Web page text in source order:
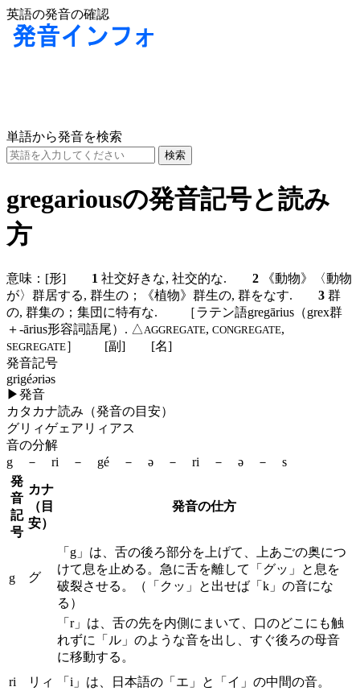
英語の発音の確認
単語から発音を検索
gregariousの発音記号と読み
方
意味： [形] 1 社交好きな, 社交的な. 2 《動物》〈動物
が〉群居する, 群生の；《植物》群生の, 群をなす. 3 群
の, 群集の；集団に特有な. ［ラテン語gregārius（grex群
＋-ārius形容詞語尾）. △ AGGREGATE, CONGREGATE,
SEGREGATE］ [副]
[名]
発音記号
grigéəriəs
▶発音
カタカナ読み（発音の目安）
グリィゲェアリィアス
音の分解
g － ri － gé － ə － ri － ə － s
発
音
記
号
カナ
（目
安）
発音の仕方
g グ
「g」は、舌の後ろ部分を上げて、上あごの奥につ
けて息を止める。急に舌を離して「グッ」と息を
破裂させる。（「クッ」と出せば「k」の音にな
る）
ri リィ
「r」は、舌の先を内側にまいて、口のどこにも触
れずに「ル」のような音を出し、すぐ後ろの母音
に移動する。
「i」は、日本語の「エ」と「イ」の中間の音。